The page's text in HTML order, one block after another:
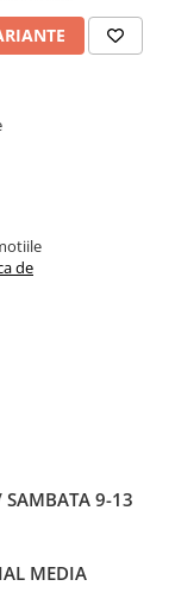
de
9-13
MEDIA